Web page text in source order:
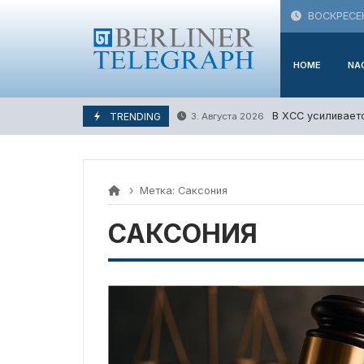
HOME
TRENDING 3. Августа 2026 В ХСС
Метка: Саксония
САКСОНИЯ